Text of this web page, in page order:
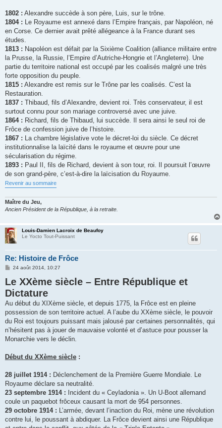
1802 : Alexandre succède à son père, Luis, sur le trône.
1804 : Le Royaume est annexé dans l’Empire français, par Napoléon, né
en Corse. Ce dernier avait prêté allégeance à la France durant ses
études.
1813 : Napoléon est défait par la Sixième Coalition (alliance militaire entre
la Prusse, la Russie, l’Empire d’Autriche-Hongrie et l’Angleterre). Une
partie du territoire national est occupé par les coalisés malgré une très
forte opposition du peuple.
1815 : Alexandre est remis sur le Trône par les coalisés. C’est la
Restauration.
1837 : Thibaud, fils d’Alexandre, devient roi. Très conservateur, il est
surtout connu pour son mariage controversé avec une juive.
1864 : Richard, fils de Thibaud, lui succède. Il sera ainsi le seul roi de
Frôce de confession juive de l’histoire.
1867 : La chambre législative vote le décret-loi du siècle. Ce décret
institutionnalise la laïcité dans le royaume et œuvre pour une
sécularisation du régime.
1893 : Paul II, fils de Richard, devient à son tour, roi. Il poursuit l’œuvre
de son grand-père, c’est-à-dire la laïcisation du Royaume.
Revenir au sommaire
Maître du Jeu,
Ancien Président de la République, à la retraite.
Louis-Damien Lacroix de Beaufoy
Le Yocto Tout-Puissant
Re: Histoire de Frôce
M
s
s
a
g
e
24 août 2014, 10:27
Le XXème siècle – Entre République et
Dictature
Au début du XIXème siècle, et depuis 1775, la Frôce est en pleine
possession de son territoire actuel. A l’aube du XXème siècle, le pouvoir
du Roi est toujours puissant mais jalousé par certaines personnalités, qui
n’hésitent pas à jouer de mauvaise volonté et d’astuce pour pousser la
Monarchie vers le déclin.
Début du XXème siècle :
28 juillet 1914 : Déclenchement de la Première Guerre Mondiale. Le
Royaume déclare sa neutralité.
23 septembre 1914 : Incident du « Ceyladonia ». Un U-Boot allemand
coule un paquebot frôceux causant la mort de 954 personnes.
29 octobre 1914 : L’armée, devant l’inaction du Roi, mène une révolution
contre lui, le poussant à abdiquer. La Frôce devient ainsi une République